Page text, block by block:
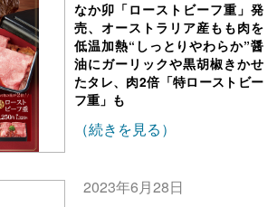
なか卯「ローストビーフ重」発
売、オーストラリア産もも肉を
低温加熱“しっとりやわらか”醤
油にガーリックや黒胡椒きかせ
たタレ、肉2倍「特ローストビー
フ重」も
（続きを見る）
2023年6月28日